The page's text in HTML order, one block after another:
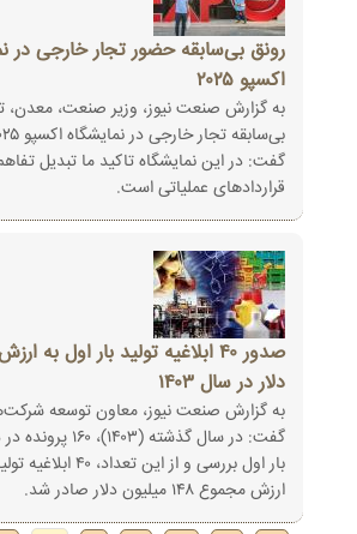
رونق بی‌سابقه حضور تجار خارجی در
اکسپو ۲۰۲۵
به گزارش صنعت نیوز، وزیر صنعت، معدن،
گفت: در این نمایشگاه تاکید ما تبدیل
قراردادهای عملیاتی است.
دلار در سال ۱۴۰۳
به گزارش صنعت نیوز، معاون توسعه
گفت: در سال گذشته (۱۴۰۳)، ۱۶۰
بار اول بررسی و از این تعداد، ۴۰
ارزش مجموع ۱۴۸ میلیون دلار صادر شد.